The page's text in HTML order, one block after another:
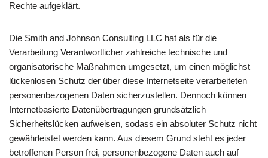
Rechte aufgeklärt.
Die Smith and Johnson Consulting LLC hat als für die
Verarbeitung Verantwortlicher zahlreiche technische und
organisatorische Maßnahmen umgesetzt, um einen möglichst
lückenlosen Schutz der über diese Internetseite verarbeiteten
personenbezogenen Daten sicherzustellen. Dennoch können
Internetbasierte Datenübertragungen grundsätzlich
Sicherheitslücken aufweisen, sodass ein absoluter Schutz nicht
gewährleistet werden kann. Aus diesem Grund steht es jeder
betroffenen Person frei, personenbezogene Daten auch auf